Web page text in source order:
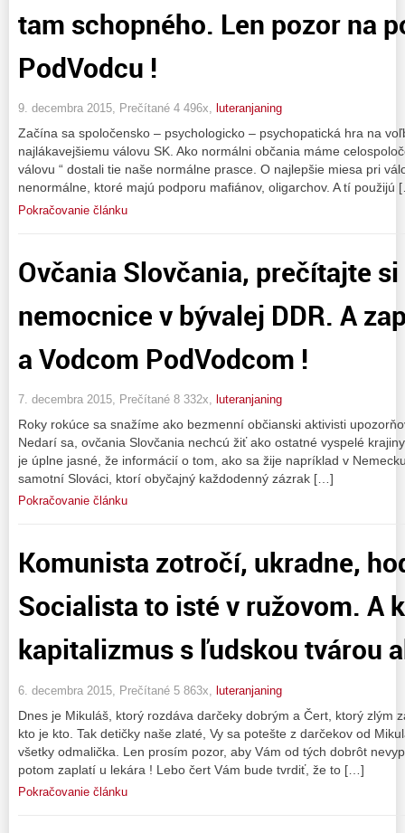
tam schopného. Len pozor na
PodVodcu !
9. decembra 2015, Prečítané 4 496x, luteranjaning
Začína sa spoločensko – psychologicko – psychopatická hra na
najlákavejšiemu válovu SK. Ako normálni občania máme
válovu “ dostali tie naše normálne prasce. O najlepšie miesa pri
nenormálne, ktoré majú podporu mafiánov, oligarchov. A tí použijú
Pokračovanie článku
Ovčania Slovčania, prečítajte
nemocnice v bývalej DDR. A
a Vodcom PodVodcom !
7. decembra 2015, Prečítané 8 332x, luteranjaning
Roky rokúce sa snažíme ako bezmenní občianski aktivisti
Nedarí sa, ovčania Slovčania nechcú žiť ako ostatné vyspelé
je úplne jasné, že informácií o tom, ako sa žije napríklad v
samotní Slováci, ktorí obyčajný každodenný zázrak […]
Pokračovanie článku
Komunista zotročí, ukradne,
Socialista to isté v ružovom. A
kapitalizmus s ľudskou tvárou
6. decembra 2015, Prečítané 5 863x, luteranjaning
Dnes je Mikuláš, ktorý rozdáva darčeky dobrým a Čert, ktorý zlým
kto je kto. Tak detičky naše zlaté, Vy sa potešte z darčekov od
všetky odmalička. Len prosím pozor, aby Vám od tých dobrôt
potom zaplatí u lekára ! Lebo čert Vám bude tvrdiť, že to […]
Pokračovanie článku